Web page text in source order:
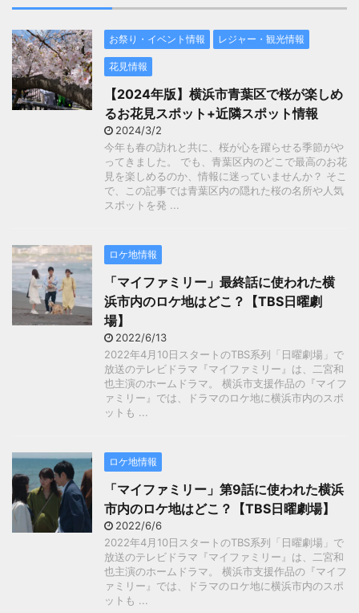
お祭り・イベント情報 レジャー・観光情報
花見情報
【2024年版】横浜市青葉区で桜が楽しめ
るお花見スポット+近隣スポット情報
2024/3/2
今年も春の訪れと共に、桜が心を躍らせる季節がや
ってきました。 でも、青葉区内のどこで最高のお花
見を楽しめるのか、情報に迷っていませんか？ そこ
で、この記事では青葉区内の隠れた桜の名所や人気
スポットを発 ...
ロケ地情報
「マイファミリー」最終話に使われた横
浜市内のロケ地はどこ？【TBS日曜劇
場】
2022/6/13
2022年4月10日スタートのTBS系列「日曜劇場」で
放送のテレビドラマ『マイファミリー』は、二宮和
也主演のホームドラマ。 横浜市支援作品の『マイフ
ァミリー』では、ドラマのロケ地に横浜市内のスポ
ットも ...
ロケ地情報
「マイファミリー」第9話に使われた横浜
市内のロケ地はどこ？【TBS日曜劇場】
2022/6/6
2022年4月10日スタートのTBS系列「日曜劇場」で
放送のテレビドラマ『マイファミリー』は、二宮和
也主演のホームドラマ。 横浜市支援作品の『マイフ
ァミリー』では、ドラマのロケ地に横浜市内のスポ
ットも ...